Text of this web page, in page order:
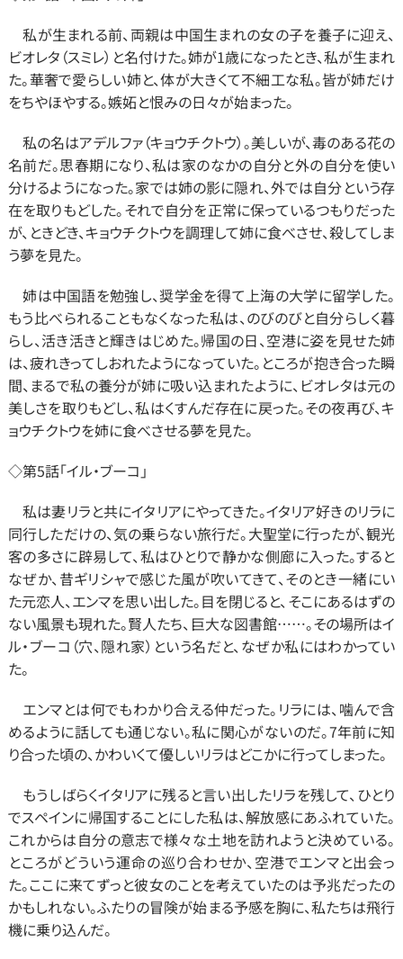
私が生まれる前、両親は中国生まれの女の子を養子に迎え、
ビオレタ（スミレ）と名付けた。姉が1歳になったとき、私が生まれ
た。華奢で愛らしい姉と、体が大きくて不細工な私。皆が姉だけ
をちやほやする。嫉妬と恨みの日々が始まった。
私の名はアデルファ（キョウチクトウ）。美しいが、毒のある花の
名前だ。思春期になり、私は家のなかの自分と外の自分を使い
分けるようになった。家では姉の影に隠れ、外では自分という存
在を取りもどした。それで自分を正常に保っているつもりだった
が、ときどき、キョウチクトウを調理して姉に食べさせ、殺してしま
う夢を見た。
姉は中国語を勉強し、奨学金を得て上海の大学に留学した。
もう比べられることもなくなった私は、のびのびと自分らしく暮
らし、活き活きと輝きはじめた。帰国の日、空港に姿を見せた姉
は、疲れきってしおれたようになっていた。ところが抱き合った瞬
間、まるで私の養分が姉に吸い込まれたように、ビオレタは元の
美しさを取りもどし、私はくすんだ存在に戻った。その夜再び、キ
ョウチクトウを姉に食べさせる夢を見た。
◇第5話「イル・ブーコ」
私は妻リラと共にイタリアにやってきた。イタリア好きのリラに
同行しただけの、気の乗らない旅行だ。大聖堂に行ったが、観光
客の多さに辟易して、私はひとりで静かな側廊に入った。すると
なぜか、昔ギリシャで感じた風が吹いてきて、そのとき一緒にい
た元恋人、エンマを思い出した。目を閉じると、そこにあるはずの
ない風景も現れた。賢人たち、巨大な図書館……。その場所はイ
ル・ブーコ（穴、隠れ家）という名だと、なぜか私にはわかってい
た。
エンマとは何でもわかり合える仲だった。リラには、噛んで含
めるように話しても通じない。私に関心がないのだ。7年前に知
り合った頃の、かわいくて優しいリラはどこかに行ってしまった。
もうしばらくイタリアに残ると言い出したリラを残して、ひとり
でスペインに帰国することにした私は、解放感にあふれていた。
これからは自分の意志で様々な土地を訪れようと決めている。
ところがどういう運命の巡り合わせか、空港でエンマと出会っ
た。ここに来てずっと彼女のことを考えていたのは予兆だったの
かもしれない。ふたりの冒険が始まる予感を胸に、私たちは飛行
機に乗り込んだ。